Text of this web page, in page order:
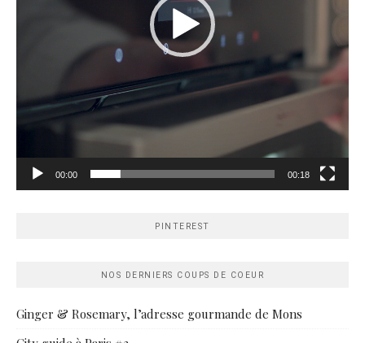
00:00 00:18
PINTEREST
NOS DERNIERS COUPS DE COEUR
Ginger & Rosemary, l’adresse gourmande de Mons